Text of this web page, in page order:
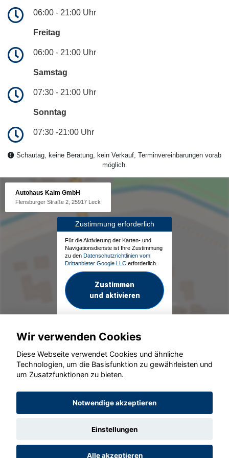
06:00 - 21:00 Uhr
Freitag
06:00 - 21:00 Uhr
Samstag
07:30 - 21:00 Uhr
Sonntag
07:30 -21:00 Uhr
Schautag, keine Beratung, kein Verkauf, Terminvereinbarungen vorab
möglich.
Autohaus Kaim GmbH
Flensburger Straße 2, 25917 Leck
Zustimmung erforderlich
Für die Aktivierung der Karten- und
Navigationsdienste ist Ihre Zustimmung
zu den Datenschutzrichtlinien vom
Drittanbieter Google LLC erforderlich.
Zustimmen
und aktivieren
© konjunkturmotor.de GmbH 2020 - 2026
Wir verwenden Cookies
Diese Webseite verwendet Cookies und ähnliche
Technologien, um die Basisfunktion zu gewährleisten und
um Zusatzfunktionen zu bieten.
Notwendige akzeptieren
Einstellungen
Alle akzeptieren